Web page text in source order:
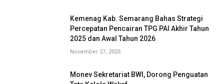
Kemenag Kab. Semarang Bahas Strategi
Percepatan Pencairan TPG PAI Akhir Tahun
2025 dan Awal Tahun 2026
November 27, 2025
Monev Sekretariat BWI, Dorong Penguatan